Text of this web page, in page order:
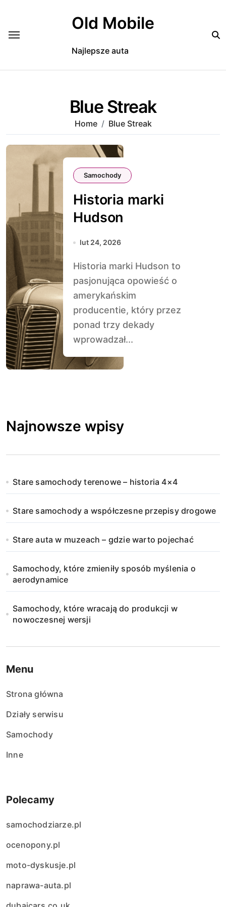
Old Mobile
Najlepsze auta
Blue Streak
Home Blue Streak
Samochody
Historia marki
Hudson
lut 24, 2026
Historia marki Hudson to
pasjonująca opowieść o
amerykańskim
producentie, który przez
ponad trzy dekady
wprowadzał...
Najnowsze wpisy
Stare samochody terenowe – historia 4×4
Stare samochody a współczesne przepisy drogowe
Stare auta w muzeach – gdzie warto pojechać
Samochody, które zmieniły sposób myślenia o
aerodynamice
Samochody, które wracają do produkcji w
nowoczesnej wersji
Menu
Strona główna
Działy serwisu
Samochody
Inne
Polecamy
samochodziarze.pl
ocenopony.pl
moto-dyskusje.pl
naprawa-auta.pl